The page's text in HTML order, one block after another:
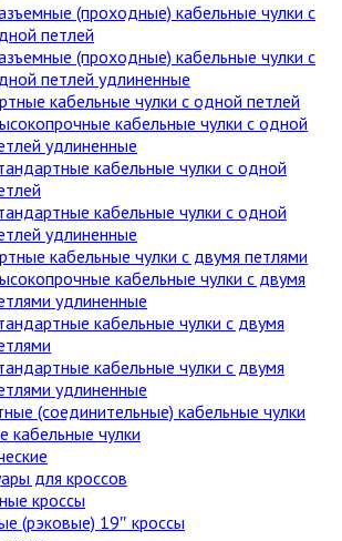
(проходные) кабельные чулки с
петлей
(проходные) кабельные чулки с
петлей удлиненные
кабельные чулки c одной петлей
кабельные чулки с одной
удлиненные
кабельные чулки с одной
кабельные чулки с одной
удлиненные
кабельные чулки с двумя петлями
кабельные чулки с двумя
удлиненные
кабельные чулки с двумя
кабельные чулки с двумя
удлиненные
(соединительные) кабельные чулки
кабельные чулки
для кроссов
кроссы
(рэковые) 19″ кроссы